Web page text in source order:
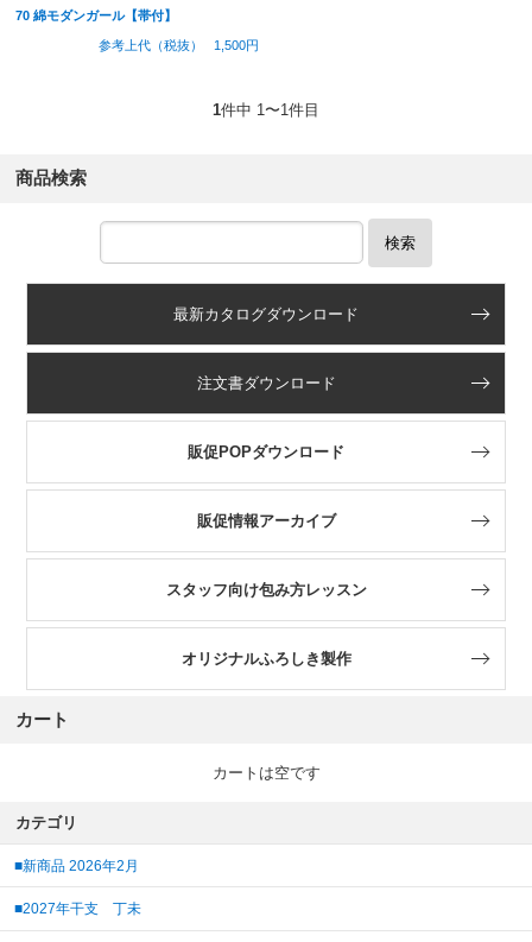
70 綿モダンガール【帯付】
参考上代（税抜） 1,500円
1件中 1〜1件目
商品検索
検索
最新カタログダウンロード
注文書ダウンロード
販促POPダウンロード
販促情報アーカイブ
スタッフ向け包み方レッスン
オリジナルふろしき製作
カート
カートは空です
カテゴリ
■新商品 2026年2月
■2027年干支 丁未